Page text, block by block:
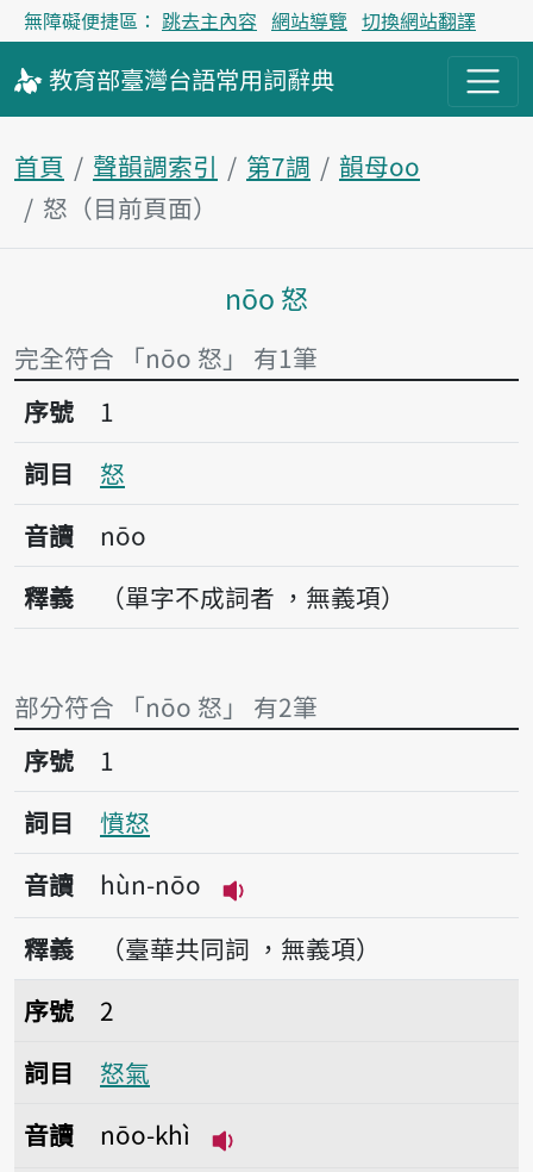
無障礙便捷區： 跳去主內容 網站導覽 切換網站翻譯
教育部臺灣台語常用詞辭典
首頁 聲韻調索引 第7調
韻母oo
怒（目前頁面）
主內容區塊
nōo 怒
完全符合 「nōo 怒」 有1筆
序號1怒
序號
1
詞目
怒
音讀
nōo
釋義
（單字不成詞者 ，無義項）
部分符合 「nōo 怒」 有2筆
序號1憤怒
序號
1
詞目
憤怒
音讀
hùn-nōo
播放音讀hùn-nōo
釋義
（臺華共同詞 ，無義項）
序號2怒氣
序號
2
詞目
怒氣
音讀
nōo-khì